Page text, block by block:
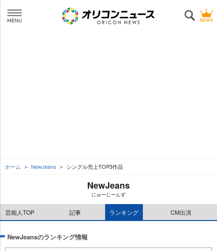
ホーム NewJeans シングル売上TOP3作品
NewJeans
にゅーじーんず
芸能人TOP 記事 ランキング CM出演
NewJeansのランキング情報